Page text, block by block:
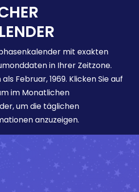
mit exakten
in Ihrer Zeitzone.
Februar, 1969. Klicken Sie auf
im Monatlichen
um die täglichen
anzuzeigen.